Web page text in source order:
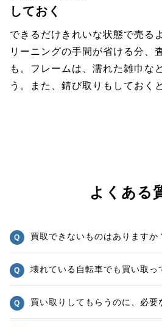
しておく
できるだけきれいな状態で売る
リーニングの手間が省ける分、
も。フレームは、濡れた雑巾な
う。また、錆び取りもしておく
よくある
買取できないものはありますか
壊れている自転車でも買い取っ
買い取りしてもらうのに、必要